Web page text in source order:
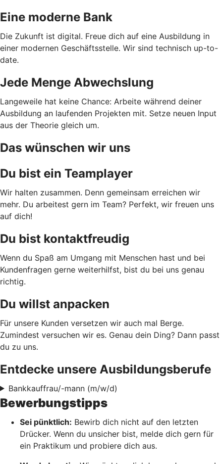
Eine moderne Bank
Die Zukunft ist digital. Freue dich auf eine Ausbildung in
einer modernen Geschäftsstelle. Wir sind technisch up-to-
date.
Jede Menge Abwechslung
Langeweile hat keine Chance: Arbeite während deiner
Ausbildung an laufenden Projekten mit. Setze neuen Input
aus der Theorie gleich um.
Das wünschen wir uns
Du bist ein Teamplayer
Wir halten zusammen. Denn gemeinsam erreichen wir
mehr. Du arbeitest gern im Team? Perfekt, wir freuen uns
auf dich!
Du bist kontaktfreudig
Wenn du Spaß am Umgang mit Menschen hast und bei
Kundenfragen gerne weiterhilfst, bist du bei uns genau
richtig.
Du willst anpacken
Für unsere Kunden versetzen wir auch mal Berge.
Zumindest versuchen wir es. Genau dein Ding? Dann passt
du zu uns.
Entdecke unsere Ausbildungsberufe
Bankkauffrau/-mann (m/w/d)
Bewerbungstipps
Sei pünktlich: Bewirb dich nicht auf den letzten
Drücker. Wenn du unsicher bist, melde dich gern für
ein Praktikum und probiere dich aus.